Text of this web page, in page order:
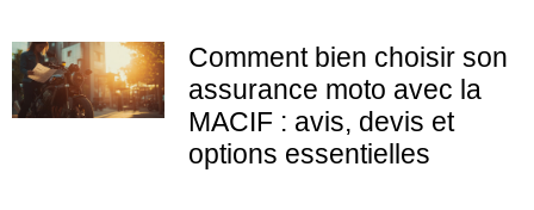
Comment bien choisir son
assurance moto avec la
MACIF : avis, devis et
options essentielles